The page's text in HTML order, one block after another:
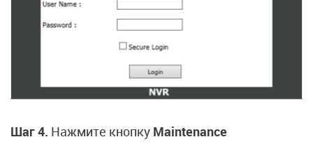
Шаг 4. Нажмите кнопку Maintenance